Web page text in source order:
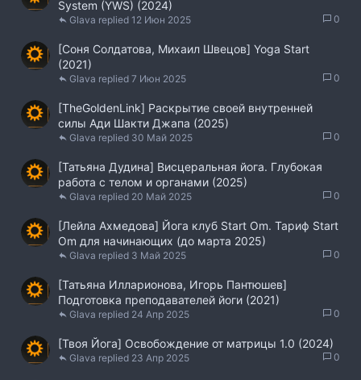
System (YWS) (2024)
0
12 Июн 2025
Glava
[Соня Солдатова, Михаил Швецов] Yoga Start
(2021)
0
7 Июн 2025
Glava
[TheGoldenLink] Раскрытие своей внутренней
силы Ади Шакти Джапа (2025)
0
30 Май 2025
Glava
[Татьяна Дудина] Висцеральная йога. Глубокая
работа с телом и органами (2025)
0
20 Май 2025
Glava
[Лейла Ахмедова] Йога клуб Start Om. Тариф Start
Om для начинающих (до марта 2025)
0
3 Май 2025
Glava
[Татьяна Илларионова, Игорь Пантюшев]
Подготовка преподавателей йоги (2021)
0
24 Апр 2025
Glava
[Твоя Йога] Освобождение от матрицы 1.0 (2024)
0
23 Апр 2025
Glava